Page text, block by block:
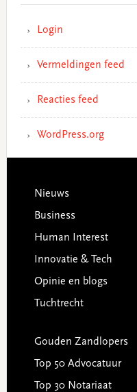
Login
Vermeldingen feed
Reacties feed
WordPress.org
Footer
Nieuws
Business
Human Interest
Innovatie & Tech
Opinie en blogs
Tuchtrecht
Gouden Zandlopers
Top 50 Advocatuur
Top 30 Notariaat